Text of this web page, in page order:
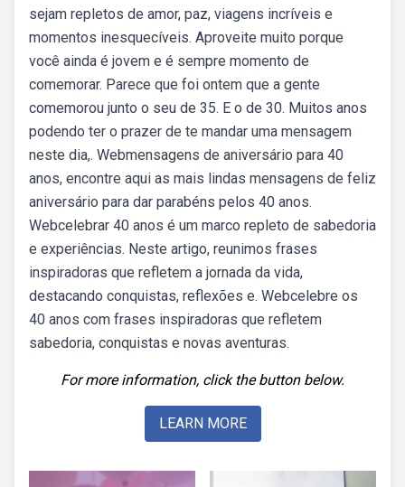
sejam repletos de amor, paz, viagens incríveis e
momentos inesquecíveis. Aproveite muito porque
você ainda é jovem e é sempre momento de
comemorar. Parece que foi ontem que a gente
comemorou junto o seu de 35. E o de 30. Muitos anos
podendo ter o prazer de te mandar uma mensagem
neste dia,. Webmensagens de aniversário para 40
anos, encontre aqui as mais lindas mensagens de feliz
aniversário para dar parabéns pelos 40 anos.
Webcelebrar 40 anos é um marco repleto de sabedoria
e experiências. Neste artigo, reunimos frases
inspiradoras que refletem a jornada da vida,
destacando conquistas, reflexões e. Webcelebre os
40 anos com frases inspiradoras que refletem
sabedoria, conquistas e novas aventuras.
For more information, click the button below.
LEARN MORE